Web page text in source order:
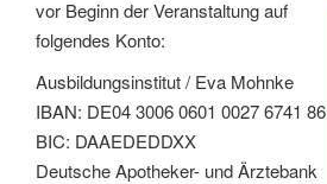
vor Beginn der Veranstaltung auf
folgendes Konto:
Ausbildungsinstitut / Eva Mohnke
IBAN: DE04 3006 0601 0027 6741 86
BIC: DAAEDEDDXX
Deutsche Apotheker- und Ärztebank